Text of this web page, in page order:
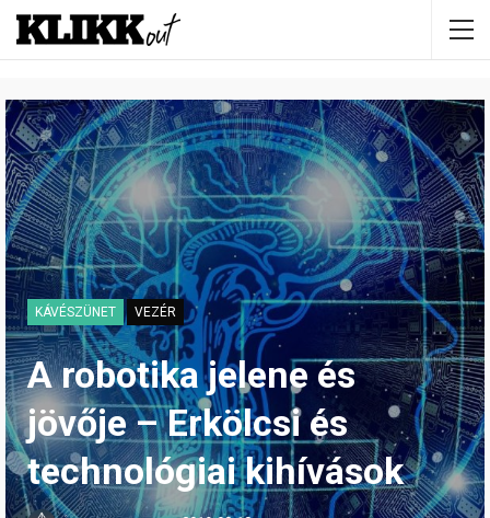
KÁVÉSZÜNET VEZÉR
A robotika jelene és
jövője – Erkölcsi és
technológiai kihívások